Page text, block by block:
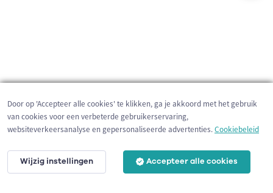
3 km
Door op 'Accepteer alle cookies' te klikken, ga je akkoord met het gebruik
van cookies voor een verbeterde gebruikerservaring,
websiteverkeersanalyse en gepersonaliseerde advertenties.Cookiebeleid
Wijzig instellingen Accepteer alle cookies